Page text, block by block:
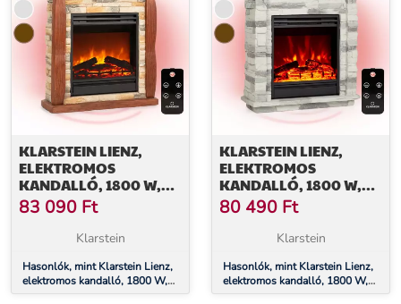
KLARSTEIN LIENZ,
ELEKTROMOS
KANDALLÓ, 1800 W,
KŐ HATÁS, POLYSTONE,
TÁVIRÁNYÍTÓ
83 090 Ft
Klarstein
Hasonlók, mint Klarstein Lienz,
elektromos kandalló, 1800 W,
kő hatás, polystone, távirányító
KLARSTEIN LIENZ,
ELEKTROMOS
KANDALLÓ, 1800 W,
KŐ HATÁS,
TÁVIRÁNYÍTÓ,
VILÁGOSSZÜRKE
80 490 Ft
Klarstein
Hasonlók, mint Klarstein Lienz,
elektromos kandalló, 1800 W,
kő hatás, távirányító,